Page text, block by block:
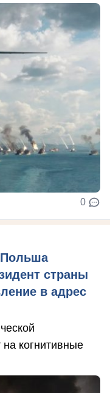
0
Польша
страны
в адрес
когнитивные